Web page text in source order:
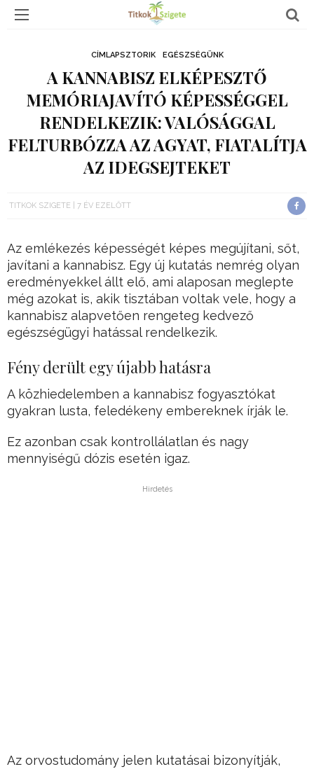
CÍMLAPSZTORIK EGÉSZSÉGÜNK
A KANNABISZ ELKÉPESZTŐ
MEMÓRIAJAVÍTÓ KÉPESSÉGGEL
RENDELKEZIK: VALÓSÁGGAL
FELTURBÓZZA AZ AGYAT, FIATALÍTJA
AZ IDEGSEJTEKET
TITKOK SZIGETE 7 ÉV EZELŐTT
Az emlékezés képességét képes megújítani, sőt,
javítani a kannabisz. Egy új kutatás nemrég olyan
eredményekkel állt elő, ami alaposan meglepte
még azokat is, akik tisztában voltak vele, hogy a
kannabisz alapvetően rengeteg kedvező
egészségügyi hatással rendelkezik.
Fény derült egy újabb hatásra
A közhiedelemben a kannabisz fogyasztókat
gyakran lusta, feledékeny embereknek írják le.
Ez azonban csak kontrollálatlan és nagy
mennyiségű dózis esetén igaz.
Hirdetés
Az orvostudomány jelen kutatásai bizonyítják,